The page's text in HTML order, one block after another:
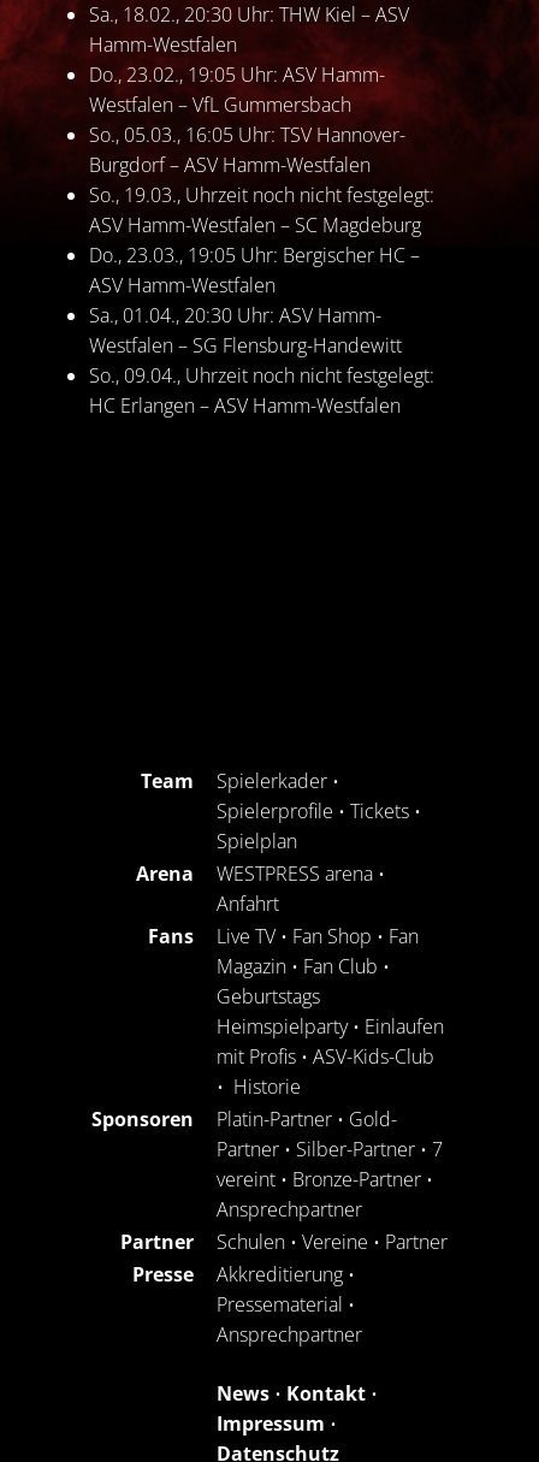
Sa., 18.02., 20:30 Uhr: THW Kiel – ASV
Hamm-Westfalen
Do., 23.02., 19:05 Uhr: ASV Hamm-
Westfalen – VfL Gummersbach
So., 05.03., 16:05 Uhr: TSV Hannover-
Burgdorf – ASV Hamm-Westfalen
So., 19.03., Uhrzeit noch nicht festgelegt:
ASV Hamm-Westfalen – SC Magdeburg
Do., 23.03., 19:05 Uhr: Bergischer HC –
ASV Hamm-Westfalen
Sa., 01.04., 20:30 Uhr: ASV Hamm-
Westfalen – SG Flensburg-Handewitt
So., 09.04., Uhrzeit noch nicht festgelegt:
HC Erlangen – ASV Hamm-Westfalen
Team Spielerkader •
Spielerprofile • Tickets •
Spielplan
Arena
WESTPRESS arena •
Anfahrt
Fans
Live TV • Fan Shop • Fan
Magazin • Fan Club •
Geburtstags
Heimspielparty• Einlaufen
mit Profis • ASV-Kids-Club
• Historie
Sponsoren
Platin-Partner • Gold-
Partner • Silber-Partner • 7
vereint • Bronze-Partner •
Ansprechpartner
Partner
Schulen • Vereine • Partner
Presse
Akkreditierung •
Pressematerial •
Ansprechpartner
News • Kontakt •
Impressum •
Datenschutz